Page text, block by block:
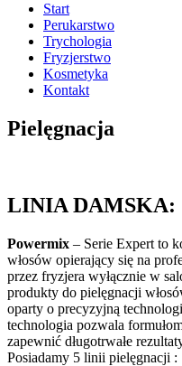
Start
Perukarstwo
Trychologia
Fryzjerstwo
Kosmetyka
Kontakt
Pielęgnacja
LINIA DAMSKA:
Powermix – Serie Expert to
włosów opierający się na
przez fryzjera wyłącznie w
produkty do pielęgnacji
oparty o precyzyjną
technologia pozwala
zapewnić długotrwałe
Posiadamy 5 linii pielęgnacji :